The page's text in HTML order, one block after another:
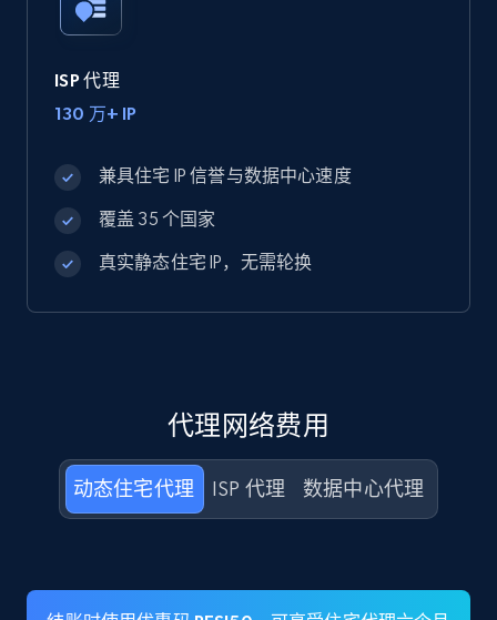
ISP 代理
130 万+ IP
兼具住宅 IP 信誉与数据中心速度
覆盖 35 个国家
真实静态住宅 IP，无需轮换
代理网络费用
动态住宅代理 ISP 代理 数据中心代理